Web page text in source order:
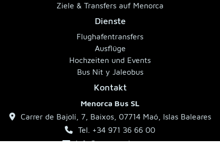
Ziele & Transfers auf Menorca
Dienste
Flughafentransfers
Ausflüge
Hochzeiten und Events
Bus Nit y Jaleobus
Kontakt
Menorca Bus SL
Carrer de Bajolí, 7, Baixos, 07714 Maó, Islas Baleares
Tel. +34 971 36 66 00
info@menorcabus.com